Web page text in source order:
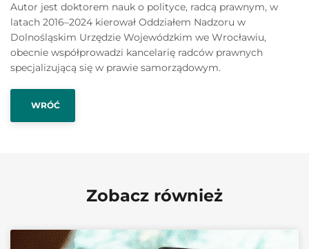
Autor jest doktorem nauk o polityce, radcą prawnym, w
latach 2016–2024 kierował Oddziałem Nadzoru w
Dolnośląskim Urzędzie Wojewódzkim we Wrocławiu,
obecnie współprowadzi kancelarię radców prawnych
specjalizującą się w prawie samorządowym.
WRÓĆ
Zobacz również